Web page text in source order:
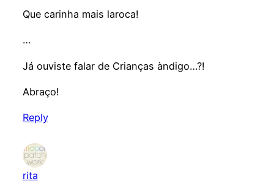
Que carinha mais laroca!
…
Já ouviste falar de Crianças àndigo…?!
Abraço!
Reply
rita